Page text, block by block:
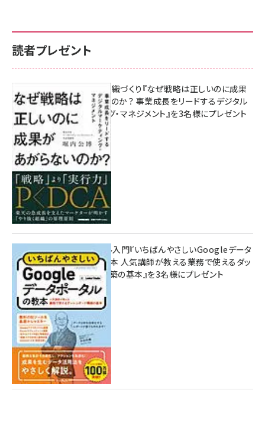
読者プレゼント
成果を生む組織づくり『なぜ戦略は正しいのに成果
があがらないのか？ 事業成長をリードするデジタル
マーケティング・マネジメント』を3名様にプレゼント
8月7日 10:00
無料BIツール入門『いちばんやさしいGoogleデータ
ポータルの教本 人気講師が教える業務で使えるダッ
シュボード構築の基本』を3名様にプレゼント
7月31日 10:00